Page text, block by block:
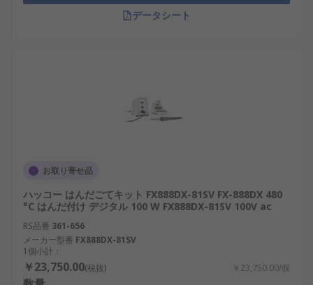
データシート
お取り寄せ品
ハッコー はんだごてキット FX888DX-81SV FX-888DX 480
°C はんだ付け デジタル 100 W FX888DX-81SV 100V ac
RS品番 361-656
メーカー型番 FX888DX-81SV
1個小計：
￥23,750.00(税抜) ￥23,750.00/個